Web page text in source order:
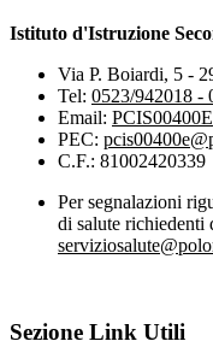
Istituto d'Istruzione
Via P. Boiardi, 5 -
Tel: 0523/942018 -
Email:
PEC:
C.F.: 81002420339
Per segnalazioni
di salute richiedenti
Sezione Link Utili